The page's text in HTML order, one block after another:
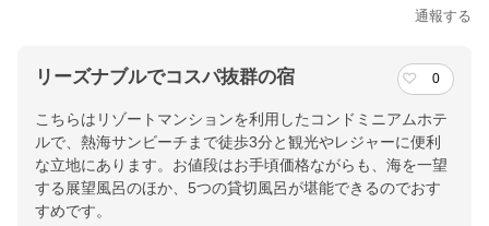
通報する
リーズナブルでコスパ抜群の宿 0
こちらはリゾートマンションを利用したコンドミニアムホテ
ルで、熱海サンビーチまで徒歩3分と観光やレジャーに便利
な立地にあります。お値段はお手頃価格ながらも、海を一望
する展望風呂のほか、5つの貸切風呂が堪能できるのでおす
すめです。